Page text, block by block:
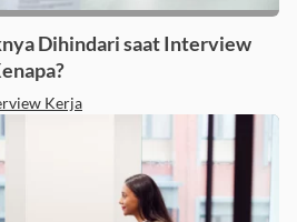
Dihindari saat Interview
Kerja